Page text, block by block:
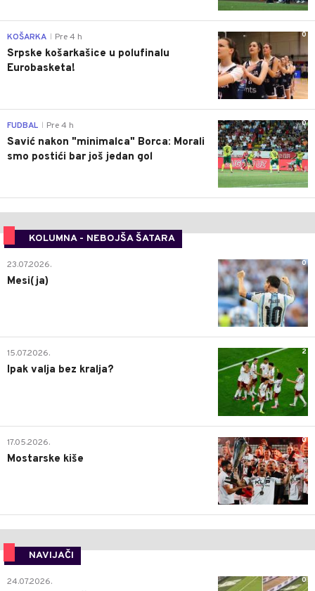
0
KOŠARKA Pre 4 h
Srpske košarkašice u polufinalu
Eurobasketa!
0
FUDBAL Pre 4 h
Savić nakon "minimalca" Borca: Morali
smo postići bar još jedan gol
KOLUMNA - NEBOJŠA ŠATARA
0
23.07.2026.
Mesi(ja)
2
15.07.2026.
Ipak valja bez kralja?
0
17.05.2026.
Mostarske kiše
NAVIJAČI
0
24.07.2026.